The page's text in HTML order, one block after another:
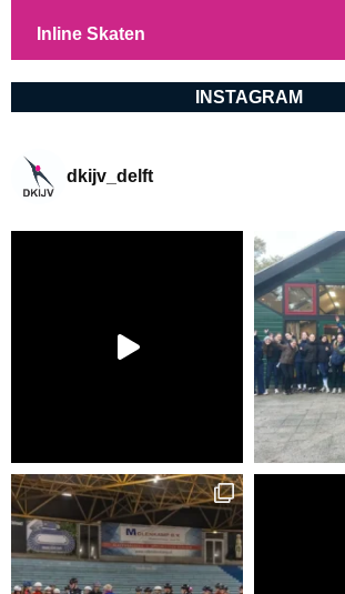
Inline Skaten
INSTAGRAM
dkijv_delft